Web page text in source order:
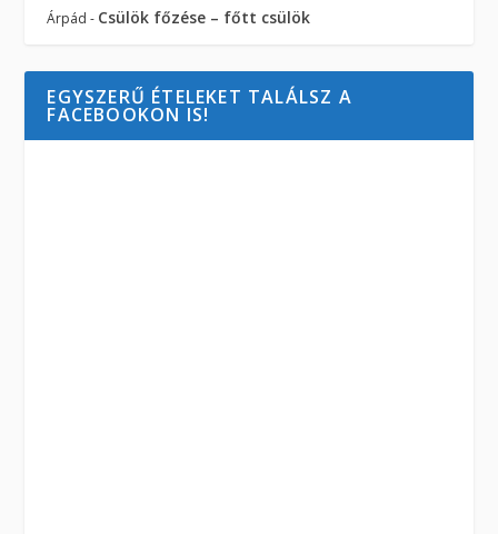
Árpád - Csülök főzése – főtt csülök
EGYSZERŰ ÉTELEKET TALÁLSZ A
FACEBOOKON IS!